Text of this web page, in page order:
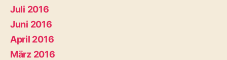
Juli 2016
Juni 2016
April 2016
März 2016